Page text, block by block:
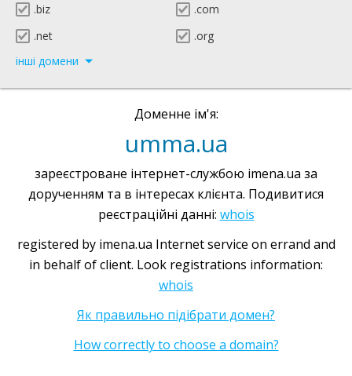
.biz
.com
.net
.org
інші домени
Доменне ім'я:
umma.ua
зареєстроване інтернет-службою imena.ua за
дорученням та в інтересах клієнта. Подивитися
реєстраційні данні: whois
registered by imena.ua Internet service on errand and
in behalf of client. Look registrations information:
whois
Як правильно підібрати домен?
How correctly to choose a domain?